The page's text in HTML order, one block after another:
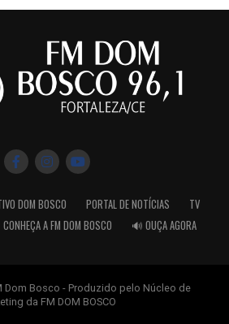
DOM BOSCO PORTAL DE NOTÍCIAS
TV
CONHEÇA A FM DOM BOSCO 🔊 OUÇA AGORA
Dom Bosco - Produzido pelo Núcleo de
da FM DOM BOSCO